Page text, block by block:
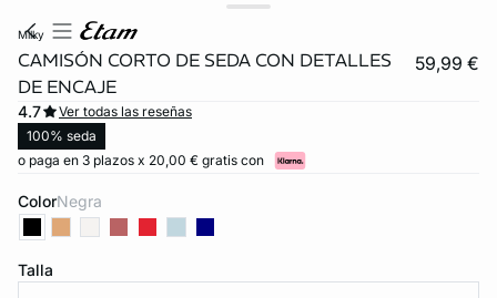
milky
CAMISÓN CORTO DE SEDA CON DETALLES
DE ENCAJE
59,99 €
4.7
Ver todas las reseñas
100% seda
o paga en 3 plazos x 20,00 € gratis con
Color negra
Talla